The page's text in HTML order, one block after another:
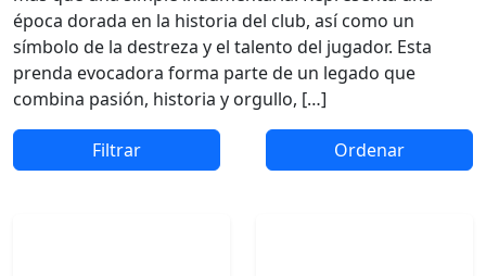
época dorada en la historia del club, así como un
símbolo de la destreza y el talento del jugador. Esta
prenda evocadora forma parte de un legado que
combina pasión, historia y orgullo, […]
Filtrar Ordenar